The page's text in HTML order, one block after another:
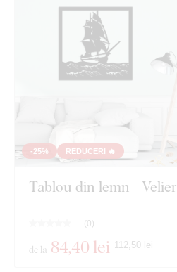
-25% REDUCERI 🔥
Tablou din lemn - Velier
( 0)
de la 84,40 lei 112,50 lei